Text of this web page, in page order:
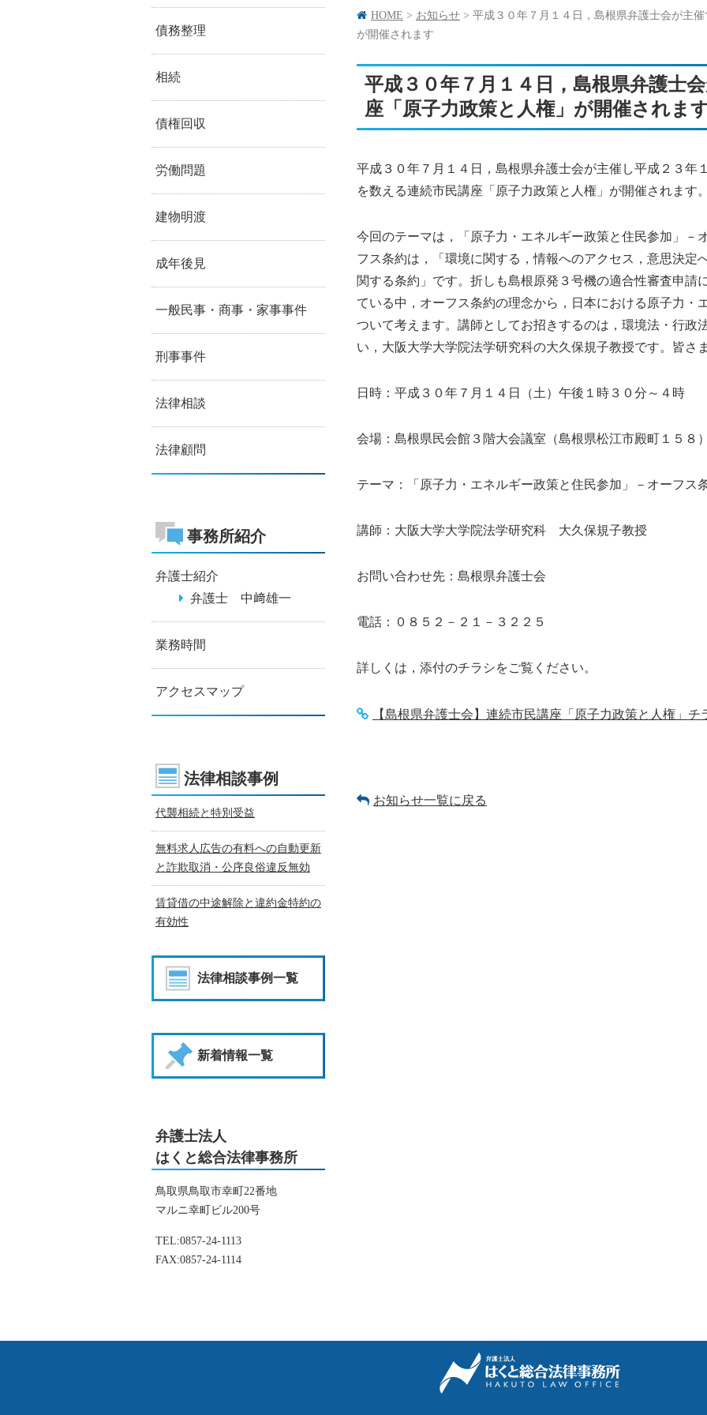
HOME > お知らせ > 平成３０年７月１４日，島根県弁護士会が主
が開催されます
平成３０年７月１４日，島根県弁護士
座「原子力政策と人権」が開催されま
平成３０年７月１４日，島根県弁護士会が主催し平成２３年
を数える連続市民講座「原子力政策と人権」が開催されます
今回のテーマは，「原子力・エネルギー政策と住民参加」－
フス条約は，「環境に関する，情報へのアクセス，意思決定
関する条約」です。折しも島根原発３号機の適合性審査申請
ている中，オーフス条約の理念から，日本における原子力・
ついて考えます。講師としてお招きするのは，環境法・行政
い，大阪大学大学院法学研究科の大久保規子教授です。皆さ
日時：平成３０年７月１４日（土）午後１時３０分～４時
会場：島根県民会館３階大会議室（島根県松江市殿町１５８
テーマ：「原子力・エネルギー政策と住民参加」－オーフス
講師：大阪大学大学院法学研究科 大久保規子教授
お問い合わせ先：島根県弁護士会
電話：０８５２－２１－３２２５
詳しくは，添付のチラシをご覧ください。
【島根県弁護士会】連続市民講座「原子力政策と人権」チ
お知らせ一覧に戻る
債務整理
相続
債権回収
労働問題
建物明渡
成年後見
一般民事・商事・家事事件
刑事事件
法律相談
法律顧問
事務所紹介
弁護士紹介
弁護士 中﨑雄一
業務時間
アクセスマップ
法律相談事例
代襲相続と特別受益
無料求人広告の有料への自動更新
と詐欺取消・公序良俗違反無効
賃貸借の中途解除と違約金特約の
有効性
法律相談事例一覧
新着情報一覧
弁護士法人
はくと総合法律事務所
鳥取県鳥取市幸町22番地
マルニ幸町ビル200号
TEL:0857-24-1113
FAX:0857-24-1114